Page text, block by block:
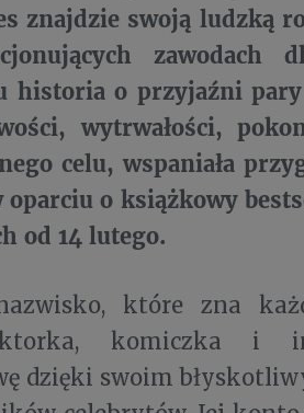
znajdzie swoją ludzką
zawodach
historia o przyjaźni
wytrwałości,
celu, wspaniała
oparciu o książkowy
od 14 lutego.
które zna
Aktorka, komiczka i
dzięki swoim